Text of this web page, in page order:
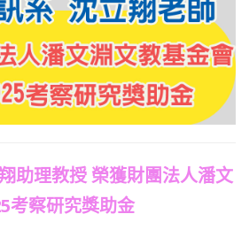
助理教授 榮獲財團法人潘文
考察研究獎助金